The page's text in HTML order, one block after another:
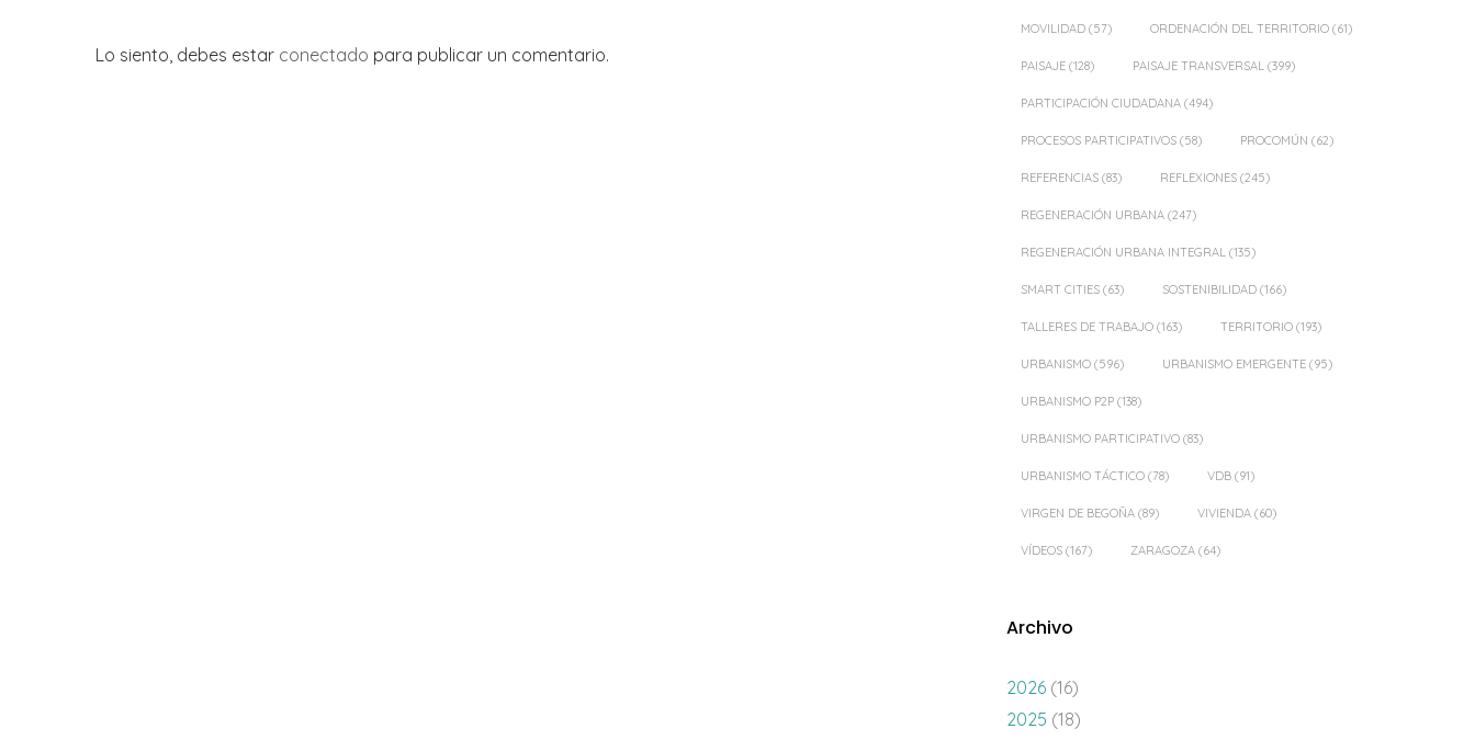
Lo siento, debes estar conectado para publicar un comentario.
MOVILIDAD (57) ORDENACIÓN DEL TERRITORIO (61)
PAISAJE (128) PAISAJE TRANSVERSAL (399)
PARTICIPACIÓN CIUDADANA (494)
PROCESOS PARTICIPATIVOS (58) PROCOMÚN (62)
REFERENCIAS (83) REFLEXIONES (245)
REGENERACIÓN URBANA (247)
REGENERACIÓN URBANA INTEGRAL (135)
SMART CITIES (63) SOSTENIBILIDAD (166)
TALLERES DE TRABAJO (163) TERRITORIO (193)
URBANISMO (596) URBANISMO EMERGENTE (95)
URBANISMO P2P (138)
URBANISMO PARTICIPATIVO (83)
URBANISMO TÁCTICO (78) VDB (91)
VIRGEN DE BEGOÑA (89) VIVIENDA (60)
VÍDEOS (167) ZARAGOZA (64)
Archivo
2026 (16)
2025 (18)